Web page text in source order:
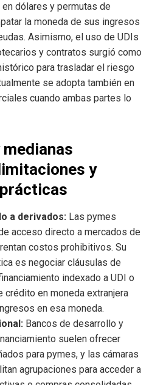
dólares y permutas de
la moneda de sus ingresos
Asimismo, el uso de UDIs
y contratos surgió como
para trasladar el riesgo
se adopta también en
cuando ambas partes lo
medianas
y
a derivados: Las pymes
acceso directo a mercados de
costos prohibitivos. Su
es negociar cláusulas de
indexado a UDI o
crédito en moneda extranjera
en esa moneda.
Bancos de desarrollo y
suelen ofrecer
para pymes, y las cámaras
agrupaciones para acceder a